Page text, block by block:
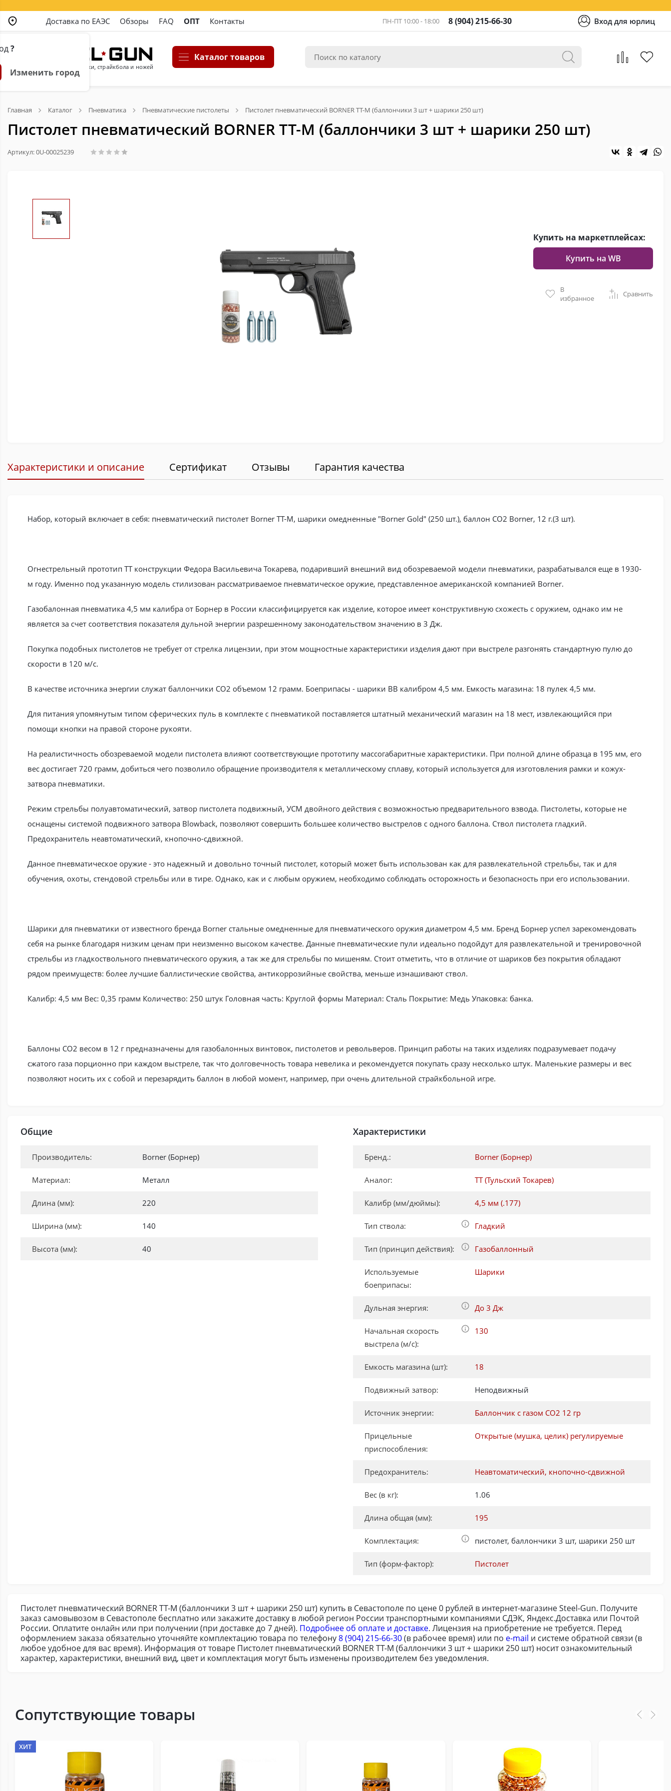
?
Изменить город
Доставка по ЕАЭС Обзоры FAQ ОПТ Контакты ПН-ПТ 10:00 - 18:00 8 (904) 215-66-30 Вход для юрлиц
Магазин пневматики, страйкбола и ножей
Каталог товаров
Главная Каталог Пневматика Пневматические пистолеты Пистолет пневматический BORNER TT-M (баллончики 3 шт + шарики 250 шт)
Пистолет пневматический BORNER TT-M (баллончики 3 шт + шарики 250 шт)
Артикул: 0U-00025239
Купить на маркетплейсах:
Купить на WB
В
избранное
Сравнить
Характеристики и описание Сертификат Отзывы Гарантия качества
Набор, который включает в себя: пневматический пистолет Borner TT-M, шарики омедненные "Borner Gold" (250 шт.), баллон CO2 Borner, 12 г.(3 шт).
Огнестрельный прототип ТТ конструкции Федора Васильевича Токарева, подаривший внешний вид обозреваемой модели пневматики, разрабатывался еще в 1930-
м году. Именно под указанную модель стилизован рассматриваемое пневматическое оружие, представленное американской компанией Borner.
Газобалонная пневматика 4,5 мм калибра от Борнер в России классифицируется как изделие, которое имеет конструктивную схожесть с оружием, однако им не
является за счет соответствия показателя дульной энергии разрешенному законодательством значению в 3 Дж.
Покупка подобных пистолетов не требует от стрелка лицензии, при этом мощностные характеристики изделия дают при выстреле разгонять стандартную пулю до
скорости в 120 м/с.
В качестве источника энергии служат баллончики СО2 объемом 12 грамм. Боеприпасы - шарики ВВ калибром 4,5 мм. Емкость магазина: 18 пулек 4,5 мм.
Для питания упомянутым типом сферических пуль в комплекте с пневматикой поставляется штатный механический магазин на 18 мест, извлекающийся при
помощи кнопки на правой стороне рукояти.
На реалистичность обозреваемой модели пистолета влияют соответствующие прототипу массогабаритные характеристики. При полной длине образца в 195 мм, его
вес достигает 720 грамм, добиться чего позволило обращение производителя к металлическому сплаву, который используется для изготовления рамки и кожух-
затвора пневматики.
Режим стрельбы полуавтоматический, затвор пистолета подвижный, УСМ двойного действия с возможностью предварительного взвода. Пистолеты, которые не
оснащены системой подвижного затвора Blowback, позволяют совершить большее количество выстрелов с одного баллона. Ствол пистолета гладкий.
Предохранитель неавтоматический, кнопочно-сдвижной.
Данное пневматическое оружие - это надежный и довольно точный пистолет, который может быть использован как для развлекательной стрельбы, так и для
обучения, охоты, стендовой стрельбы или в тире. Однако, как и с любым оружием, необходимо соблюдать осторожность и безопасность при его использовании.
Шарики для пневматики от известного бренда Borner стальные омедненные для пневматического оружия диаметром 4,5 мм. Бренд Борнер успел зарекомендовать
себя на рынке благодаря низким ценам при неизменно высоком качестве. Данные пневматические пули идеально подойдут для развлекательной и тренировочной
стрельбы из гладкоствольного пневматического оружия, а так же для стрельбы по мишеням. Стоит отметить, что в отличие от шариков без покрытия обладают
рядом преимуществ: более лучшие баллистические свойства, антикоррозийные свойства, меньше изнашивают ствол.
Калибр: 4,5 мм Вес: 0,35 грамм Количество: 250 штук Головная часть: Круглой формы Материал: Сталь Покрытие: Медь Упаковка: банка.
Баллоны CO2 весом в 12 г предназначены для газобалонных винтовок, пистолетов и револьверов. Принцип работы на таких изделиях подразумевает подачу
сжатого газа порционно при каждом выстреле, так что долговечность товара невелика и рекомендуется покупать сразу несколько штук. Маленькие размеры и вес
позволяют носить их с собой и перезарядить баллон в любой момент, например, при очень длительной страйкбольной игре.
Общие
Производитель: Borner (Борнер)
Материал: Металл
Длина (мм): 220
Ширина (мм): 140
Высота (мм): 40
Характеристики
Бренд.: Borner (Борнер)
Аналог: ТТ (Тульский Токарев)
Калибр (мм/дюймы): 4,5 мм (.177)
Тип ствола: Гладкий
Тип (принцип действия): Газобаллонный
Используемые
боеприпасы:
Шарики
Дульная энергия: До 3 Дж
Начальная скорость
выстрела (м/с):
130
Емкость магазина (шт): 18
Подвижный затвор: Неподвижный
Источник энергии: Баллончик с газом CO2 12 гр
Прицельные
приспособления:
Открытые (мушка, целик) регулируемые
Предохранитель: Неавтоматический, кнопочно-сдвижной
Вес (в кг): 1.06
Длина общая (мм): 195
Комплектация: пистолет, баллончики 3 шт, шарики 250 шт
Тип (форм-фактор): Пистолет
Пистолет пневматический BORNER TT-M (баллончики 3 шт + шарики 250 шт) купить в Севастополе по цене 0 рублей в интернет-магазине Steel-Gun. Получите
заказ самовывозом в Севастополе бесплатно или закажите доставку в любой регион России транспортными компаниями СДЭК, Яндекс.Доставка или Почтой
России. Оплатите онлайн или при получении (при доставке до 7 дней). Подробнее об оплате и доставке. Лицензия на приобретение не требуется. Перед
оформлением заказа обязательно уточняйте комплектацию товара по телефону8 (904) 215-66-30(в рабочее время) или по e-mail и системе обратной связи (в
любое удобное для вас время). Информация от товаре Пистолет пневматический BORNER TT-M (баллончики 3 шт + шарики 250 шт) носит ознакомительный
характер, характеристики, внешний вид, цвет и комплектация могут быть изменены производителем без уведомления.
Сопутствующие товары
ХИТ